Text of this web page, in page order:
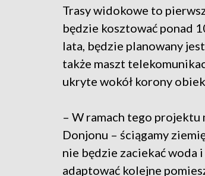
Trasy widokowe to
będzie kosztować ponad
lata, będzie planowany
także maszt
ukryte wokół korony
– W ramach tego projektu
Donjonu – ściągamy
nie będzie zaciekać woda
adaptować kolejne